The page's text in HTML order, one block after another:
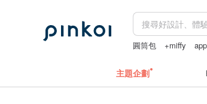
圓筒包 +miffy
主題企劃